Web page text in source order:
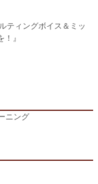
ティングボイス＆ミッ
』
ニング